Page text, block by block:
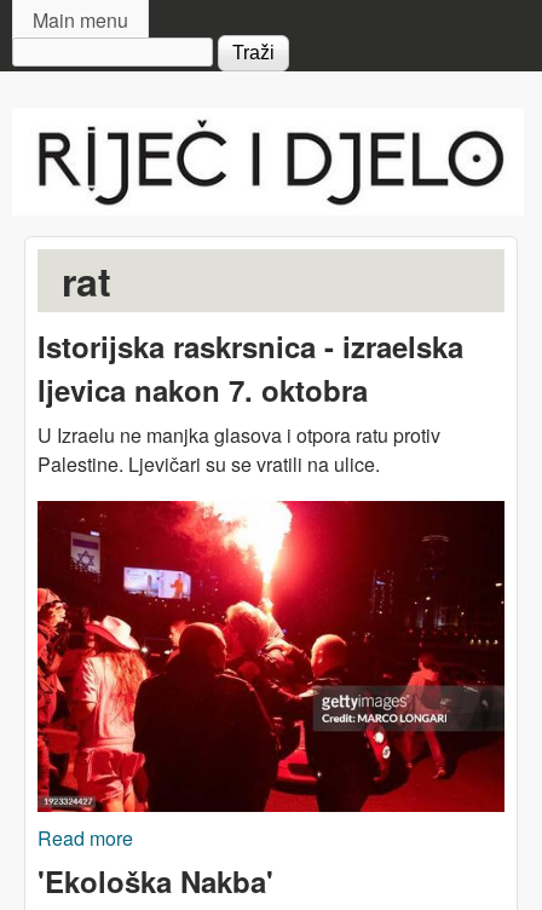
MAIN MENU
Main menu
Search form
i djelo
rat
Istorijska raskrsnica - izraelska
ljevica nakon 7. oktobra
U Izraelu ne manjka glasova i otpora ratu protiv
Palestine. Ljevičari su se vratili na ulice.
Read more
nakon 7. oktobra
'Ekološka Nakba'